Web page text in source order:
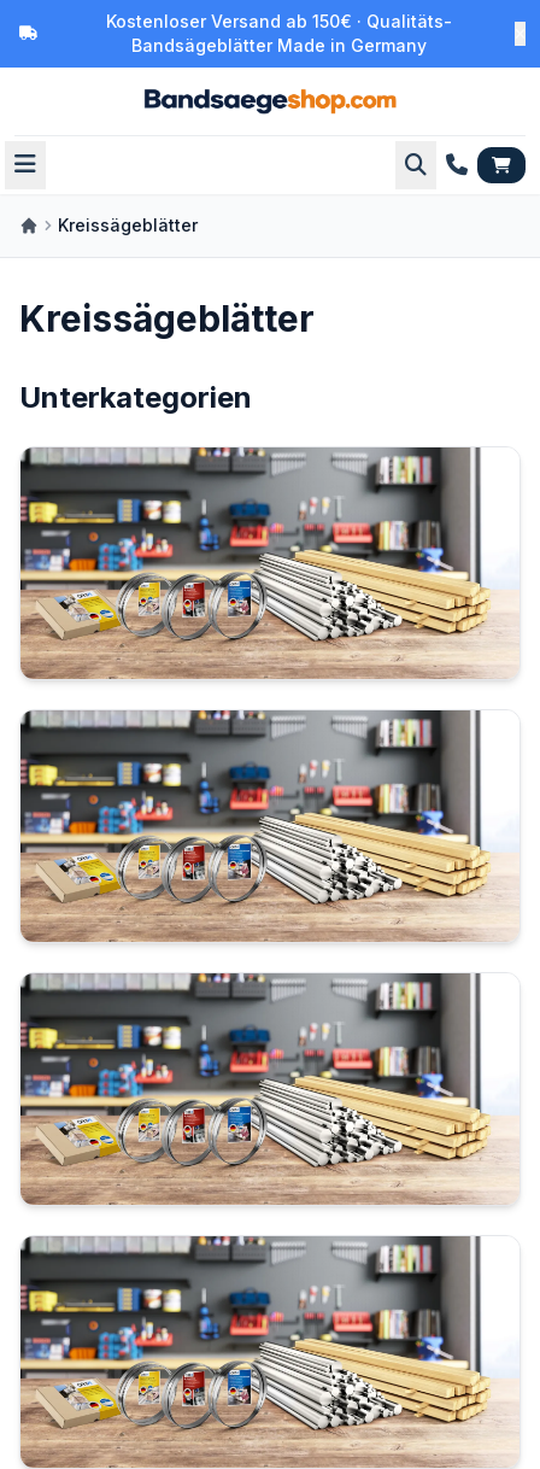
Kostenloser Versand ab 150€ · Qualitäts-
Bandsägeblätter Made in Germany
Kreissägeblätter
Kreissägeblätter
Unterkategorien
Universalkreissägeblatt
Holzwerkstoffkreissägeblatt
Handkreissägeblatt